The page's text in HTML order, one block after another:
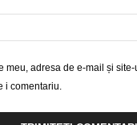
meu, adresa de e-mail și
i comentariu.